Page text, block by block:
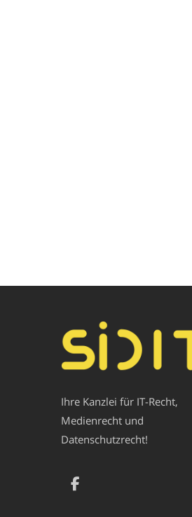
Ihre Kanzlei für IT-Recht,
Medienrecht und
Datenschutzrecht!